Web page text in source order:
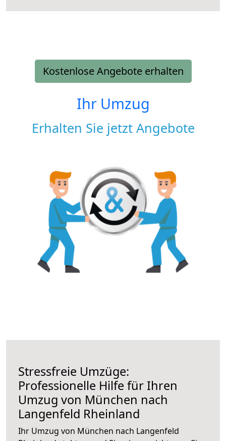
Kostenlose Angebote erhalten
Ihr Umzug
Erhalten Sie jetzt Angebote
Stressfreie Umzüge:
Professionelle Hilfe für Ihren
Umzug von München nach
Langenfeld Rheinland
Ihr Umzug von München nach Langenfeld